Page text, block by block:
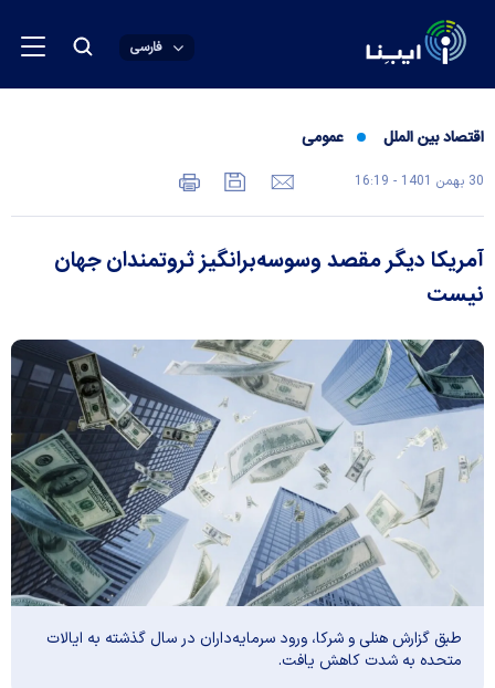
فارسی
اقتصاد بین الملل عمومی
30 بهمن 1401 - 16:19
آمریکا دیگر مقصد وسوسه‌برانگیز ثروتمندان جهان
نیست
طبق گزارش هنلی و شرکا، ورود سرمایه‌داران در سال گذشته به ایالات
متحده به شدت کاهش یافت.